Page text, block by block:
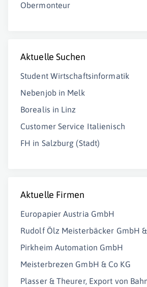
Obermonteur
Aktuelle Suchen
Student Wirtschaftsinformatik
Nebenjob in Melk
Borealis in Linz
Customer Service Italienisch
FH in Salzburg (Stadt)
Aktuelle Firmen
Europapier Austria GmbH
Rudolf Ölz Meisterbäcker GmbH &
Pirkheim Automation GmbH
Meisterbrezen GmbH & Co KG
Plasser & Theurer, Export von